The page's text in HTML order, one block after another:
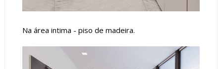
Na área intima - piso de madeira.